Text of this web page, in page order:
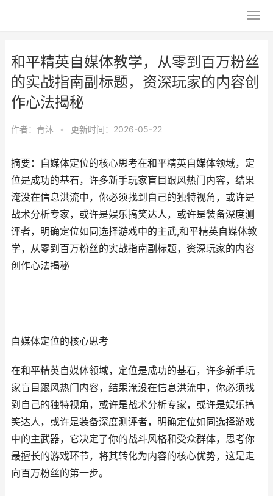
和平精英自媒体教学，从零到百万粉丝
的实战指南副标题，资深玩家的内容创
作心法揭秘
作者： 青沐 • 更新时间：2026-05-22
摘要：自媒体定位的核心思考在和平精英自媒体领域，定
位是成功的基石，许多新手玩家盲目跟风热门内容，结果
淹没在信息洪流中，你必须找到自己的独特视角，或许是
战术分析专家，或许是娱乐搞笑达人，或许是装备深度测
评者，明确定位如同选择游戏中的主武,和平精英自媒体教
学，从零到百万粉丝的实战指南副标题，资深玩家的内容
创作心法揭秘
自媒体定位的核心思考
在和平精英自媒体领域，定位是成功的基石，许多新手玩
家盲目跟风热门内容，结果淹没在信息洪流中，你必须找
到自己的独特视角，或许是战术分析专家，或许是娱乐搞
笑达人，或许是装备深度测评者，明确定位如同选择游戏
中的主武器，它决定了你的战斗风格和受众群体，思考你
最擅长的游戏环节，将其转化为内容的核心优势，这是走
向百万粉丝的第一步。